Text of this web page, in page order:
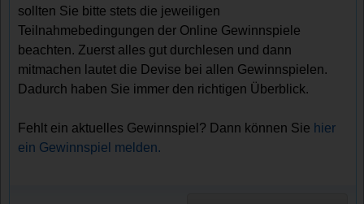
sollten Sie bitte stets die jeweiligen
Teilnahmebedingungen der Online Gewinnspiele
beachten. Zuerst alles gut durchlesen und dann
mitmachen lautet die Devise bei allen Gewinnspielen.
Dadurch haben Sie immer den richtigen Überblick.
Fehlt ein aktuelles Gewinnspiel? Dann können Sie hier
ein Gewinnspiel melden.